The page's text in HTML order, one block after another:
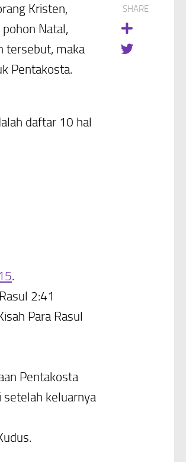
Kristen,
Natal,
tersebut, maka
Pentakosta.
daftar 10 hal
.
2:41
Para Rasul
Pentakosta
setelah keluarnya
SHARE